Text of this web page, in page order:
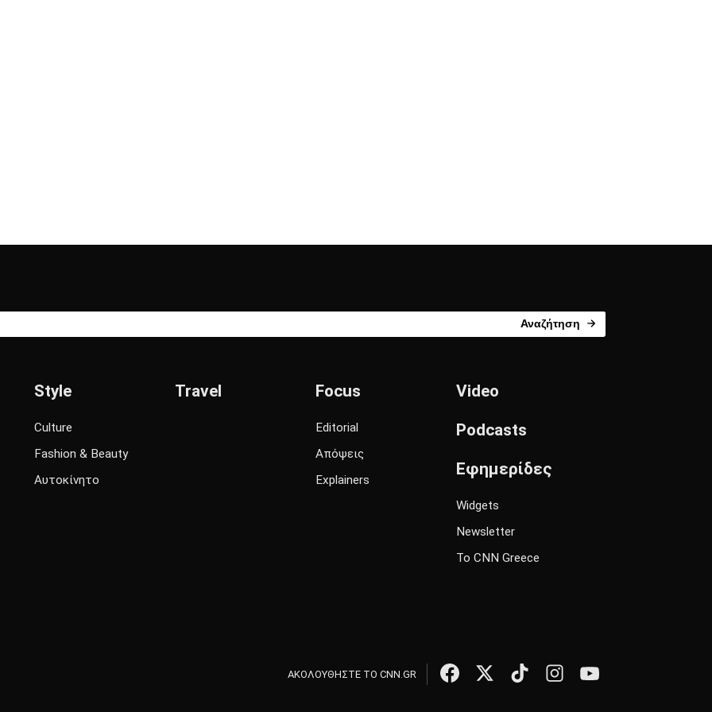
Αναζήτηση
Style
Culture
Fashion & Beauty
Αυτοκίνητο
Travel Focus
Editorial
Απόψεις
Explainers
Video
Podcasts
Εφημερίδες
Widgets
Newsletter
Το CNN Greece
ΑΚΟΛΟΥΘΗΣΤΕ ΤΟ CNN.GR